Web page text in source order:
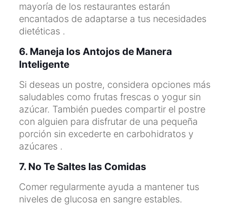
mayoría de los restaurantes estarán
encantados de adaptarse a tus necesidades
dietéticas .
6. Maneja los Antojos de Manera
Inteligente
Si deseas un postre, considera opciones más
saludables como frutas frescas o yogur sin
azúcar. También puedes compartir el postre
con alguien para disfrutar de una pequeña
porción sin excederte en carbohidratos y
azúcares .
7. No Te Saltes las Comidas
Comer regularmente ayuda a mantener tus
niveles de glucosa en sangre estables.